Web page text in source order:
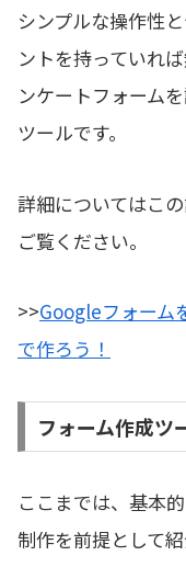
シンプルな操作性
ントを持っていれ
ンケートフォーム
ツールです。
詳細についてはこ
ご覧ください。
>>Googleフォーム
で作ろう！
フォーム作成ツ
ここまでは、基本
制作を前提として